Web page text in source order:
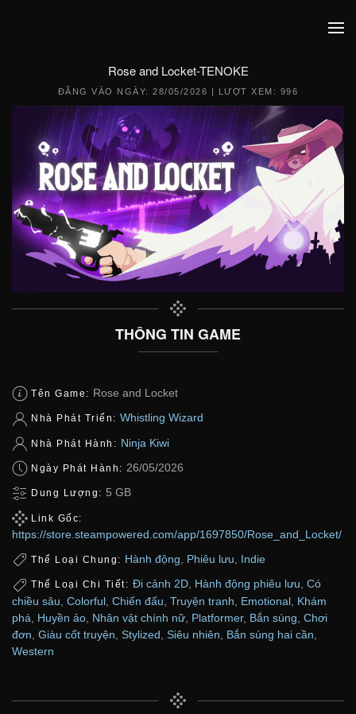
Rose and Locket-TENOKE
ĐĂNG VÀO NGÀY:28/05/2026 | LƯỢT XEM: 996
THÔNG TIN GAME
Tên Game: Rose and Locket
Nhà Phát Triển: Whistling Wizard
Nhà Phát Hành: Ninja Kiwi
Ngày Phát Hành: 26/05/2026
Dung Lượng: 5 GB
Link Gốc:
https://store.steampowered.com/app/1697850/Rose_and_Locket/
Thể Loại Chung: Hành động Phiêu lưu Indie
Thể Loại Chi Tiết: Đi cảnh 2D, Hành động phiêu lưu, Có
chiều sâu Colorful Chiến đấu Truyện tranh Emotional Khám
phá
Huyền ảo Nhân vật chính nữ Platformer, Bắn súng Chơi
đơn Giàu cốt truyện Stylized Siêu nhiên Bắn súng hai cần
Western